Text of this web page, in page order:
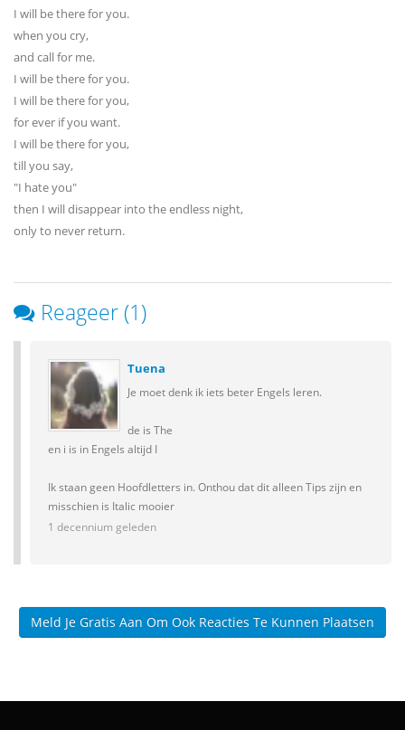
I will be there for you.
when you cry,
and call for me.
I will be there for you.
I will be there for you,
for ever if you want.
I will be there for you,
till you say,
"I hate you"
then I will disappear into the endless night,
only to never return.
Reageer (1)
Tuena
Je moet denk ik iets beter Engels leren.
de is The
en i is in Engels altijd I
Ik staan geen Hoofdletters in. Onthou dat dit alleen Tips zijn en
misschien is Italic mooier
1 decennium geleden
Meld Je Gratis Aan Om Ook Reacties Te Kunnen Plaatsen